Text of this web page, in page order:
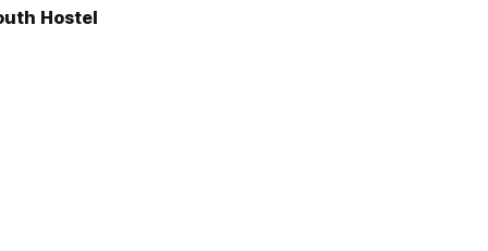
Hostel